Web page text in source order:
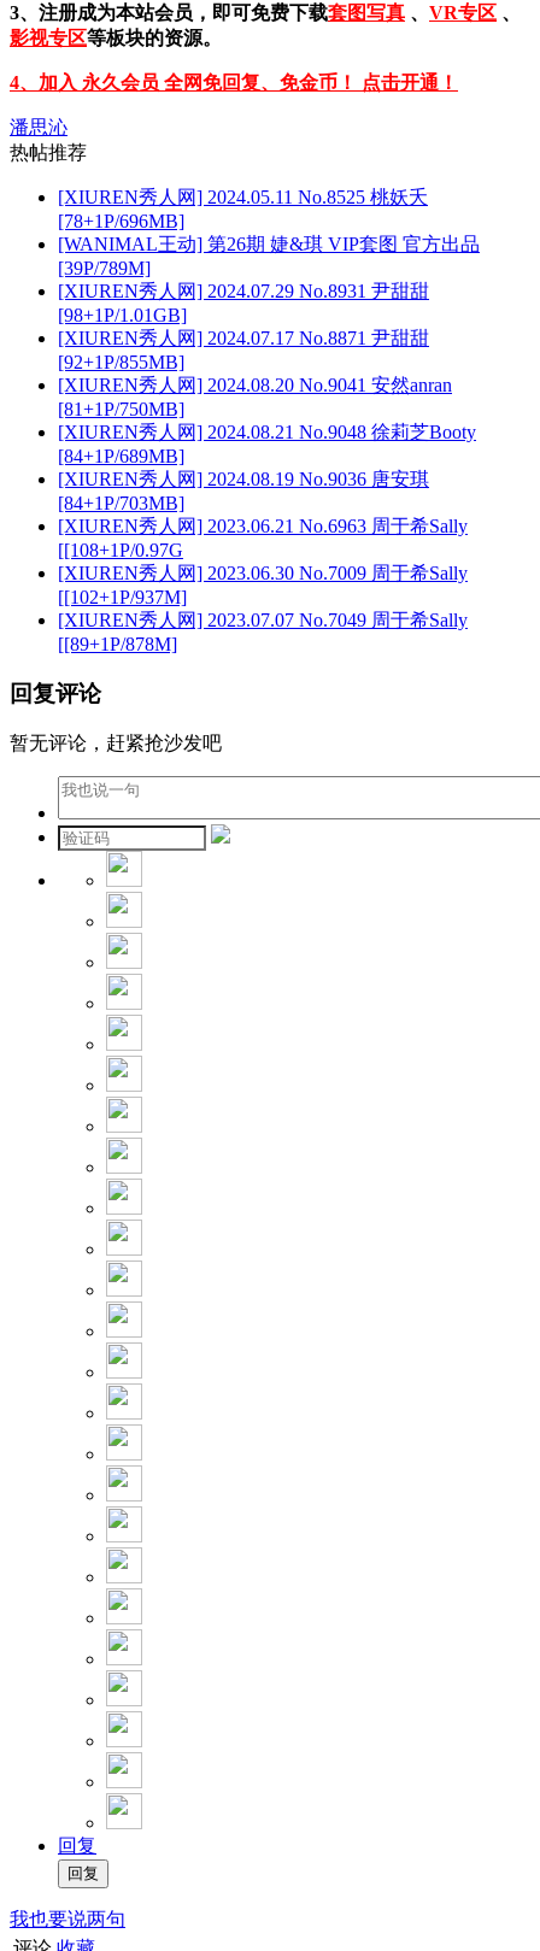
3、注册成为本站会员，即可免费下载套图写真 、 VR专区 、
影视专区等板块的资源。
4、加入 永久会员 全网免回复、免金币！ 点击开通！
潘思沁
热帖推荐
[XIUREN秀人网] 2024.05.11 No.8525 桃妖夭
[78+1P/696MB]
[WANIMAL王动] 第26期 婕&琪 VIP套图 官方出品
[39P/789M]
[XIUREN秀人网] 2024.07.29 No.8931 尹甜甜
[98+1P/1.01GB]
[XIUREN秀人网] 2024.07.17 No.8871 尹甜甜
[92+1P/855MB]
[XIUREN秀人网] 2024.08.20 No.9041 安然anran
[81+1P/750MB]
[XIUREN秀人网] 2024.08.21 No.9048 徐莉芝Booty
[84+1P/689MB]
[XIUREN秀人网] 2024.08.19 No.9036 唐安琪
[84+1P/703MB]
[XIUREN秀人网] 2023.06.21 No.6963 周于希Sally
[[108+1P/0.97G
[XIUREN秀人网] 2023.06.30 No.7009 周于希Sally
[[102+1P/937M]
[XIUREN秀人网] 2023.07.07 No.7049 周于希Sally
[[89+1P/878M]
回复评论
暂无评论，赶紧抢沙发吧
回复
我也要说两句